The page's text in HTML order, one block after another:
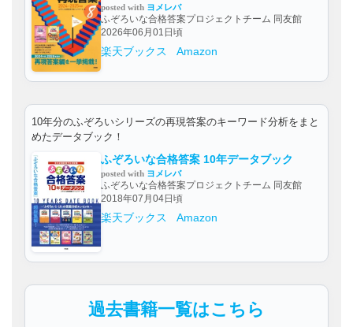
posted with ヨメレバ
ふぞろいな合格答案プロジェクトチーム 同友館
2026年06月01日頃
楽天ブックス Amazon
10年分のふぞろいシリーズの再現答案のキーワード分析をまと
めたデータブック！
ふぞろいな合格答案 10年データブック
posted with ヨメレバ
ふぞろいな合格答案プロジェクトチーム 同友館
2018年07月04日頃
楽天ブックス Amazon
過去書籍一覧はこちら